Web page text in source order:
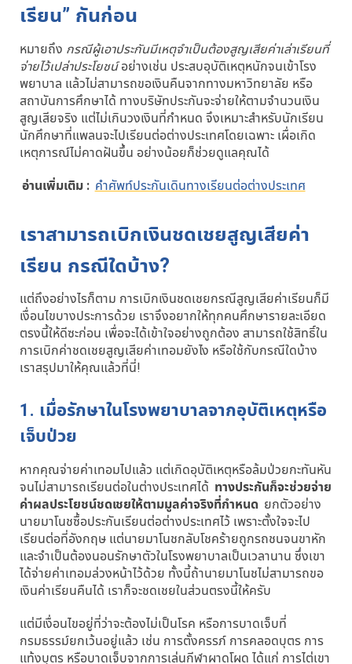
เรียน” กันก่อน
หมายถึง กรณีผู้เอาประกันมีเหตุจำเป็นต้องสูญเสียค่าเล่าเรียนที่
จ่ายไว้เปล่าประโยชน์อย่างเช่น ประสบอุบัติเหตุหนักจนเข้าโรง
พยาบาล แล้วไม่สามารถขอเงินคืนจากทางมหาวิทยาลัย หรือ
สถาบันการศึกษาได้ ทางบริษัทประกันจะจ่ายให้ตามจำนวนเงิน
สูญเสียจริง แต่ไม่เกินวงเงินที่กำหนด จึงเหมาะสำหรับนักเรียน
นักศึกษาที่แพลนจะไปเรียนต่อต่างประเทศโดยเฉพาะ เผื่อเกิด
เหตุการณ์ไม่คาดฝันขึ้น อย่างน้อยก็ช่วยดูแลคุณได้
อ่านเพิ่มเติม : คำศัพท์ประกันเดินทางเรียนต่อต่างประเทศ
เราสามารถเบิกเงินชดเชยสูญเสียค่า
เรียน กรณีใดบ้าง?
แต่ถึงอย่างไรก็ตาม การเบิกเงินชดเชยกรณีสูญเสียค่าเรียนก็มี
เงื่อนไขบางประการด้วย เราจึงอยากให้ทุกคนศึกษารายละเอียด
ตรงนี้ให้ดีซะก่อน เพื่อจะได้เข้าใจอย่างถูกต้อง สามารถใช้สิทธิ์ใน
การเบิกค่าชดเชยสูญเสียค่าเทอมยังไง หรือใช้กับกรณีใดบ้าง
เราสรุปมาให้คุณแล้วที่นี่!
1. เมื่อรักษาในโรงพยาบาลจากอุบัติเหตุหรือ
เจ็บป่วย
หากคุณจ่ายค่าเทอมไปแล้ว แต่เกิดอุบัติเหตุหรือล้มป่วยกะทันหัน
จนไม่สามารถเรียนต่อในต่างประเทศได้ ทางประกันก็จะช่วยจ่าย
ค่าผลประโยชน์ชดเชยให้ตามมูลค่าจริงที่กำหนด ยกตัวอย่าง
นายมาโนชซื้อประกันเรียนต่อต่างประเทศไว้ เพราะตั้งใจจะไป
เรียนต่อที่อังกฤษ แต่นายมาโนชกลับโชคร้ายถูกรถชนจนขาหัก
และจำเป็นต้องนอนรักษาตัวในโรงพยาบาลเป็นเวลานาน ซึ่งเขา
ได้จ่ายค่าเทอมล่วงหน้าไว้ด้วย ทั้งนี้ถ้านายมาโนชไม่สามารถขอ
เงินค่าเรียนคืนได้ เราก็จะชดเชยในส่วนตรงนี้ให้ครับ
แต่มีเงื่อนไขอยู่ที่ว่าจะต้องไม่เป็นโรค หรือการบาดเจ็บที่
กรมธรรม์ยกเว้นอยู่แล้ว เช่น การตั้งครรภ์ การคลอดบุตร การ
แท้งบุตร หรือบาดเจ็บจากการเล่นกีฬาผาดโผด ได้แก่ การไต่เขา